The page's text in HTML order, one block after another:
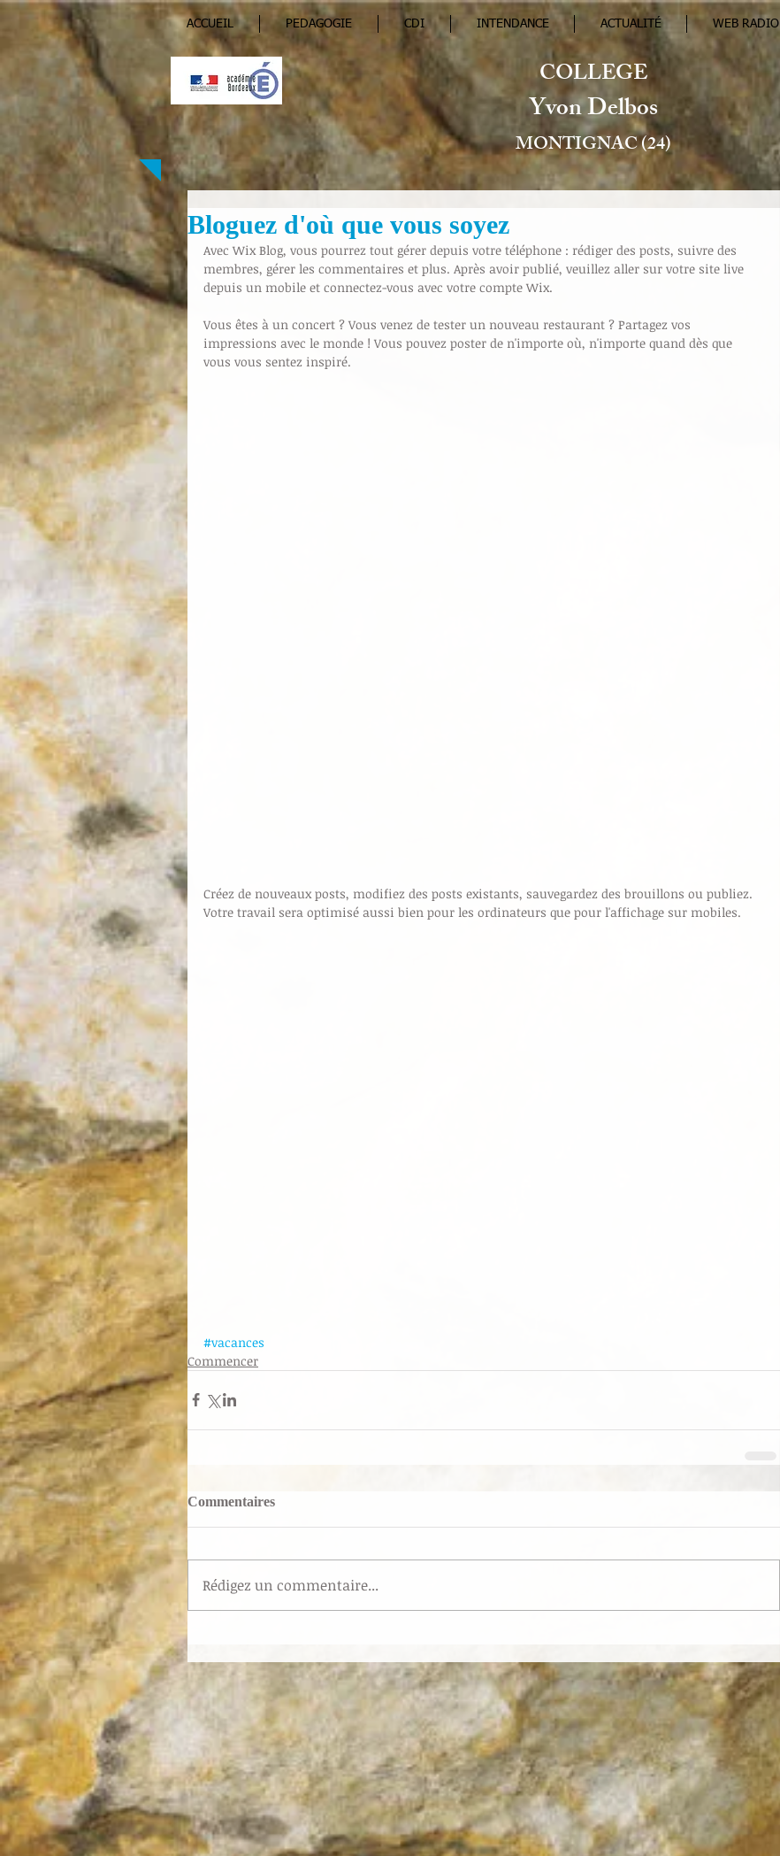
ACCUEIL PEDAGOGIE CDI INTENDANCE ACTUALITÉ WEB RADIO
Bloguez d'où que vous soyez
Avec Wix Blog, vous pourrez tout gérer depuis votre téléphone : rédiger des posts, suivre des
membres, gérer les commentaires et plus. Après avoir publié, veuillez aller sur votre site live
depuis un mobile et connectez-vous avec votre compte Wix.
Vous êtes à un concert ? Vous venez de tester un nouveau restaurant ? Partagez vos
impressions avec le monde ! Vous pouvez poster de n'importe où, n'importe quand dès que
vous vous sentez inspiré.
Créez de nouveaux posts, modifiez des posts existants, sauvegardez des brouillons ou publiez.
Votre travail sera optimisé aussi bien pour les ordinateurs que pour l'affichage sur mobiles.
#vacances
Commencer
Commentaires
Rédigez un commentaire...
COLLEGE
Yvon Delbos
MONTIGNAC (24)